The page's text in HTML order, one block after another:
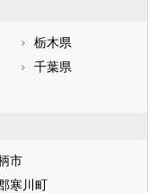
栃木県
千葉県
市
寒川町